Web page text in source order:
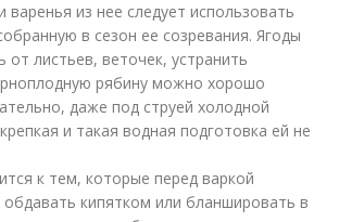
варенья из нее следует использовать
в сезон ее созревания. Ягоды
от листьев, веточек, устранить
рябину можно хорошо
даже под струей холодной
и такая водная подготовка ей не
к тем, которые перед варкой
обдавать кипятком или бланшировать в